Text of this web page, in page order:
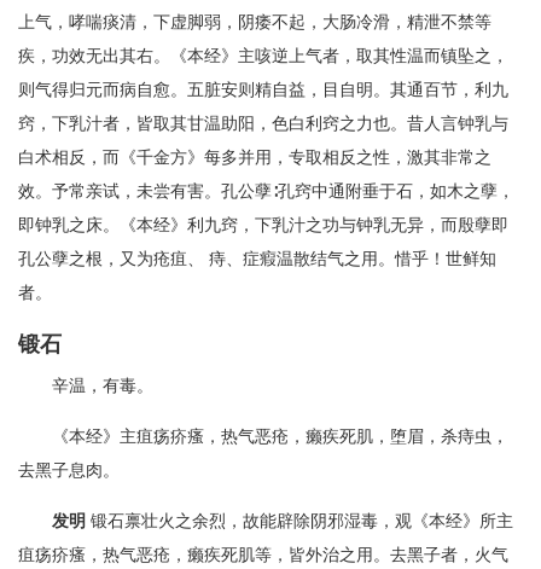
上气，哮喘痰清，下虚脚弱，阴痿不起，大肠冷滑，精泄不禁等
疾，功效无出其右。《本经》主咳逆上气者，取其性温而镇坠之，
则气得归元而病自愈。五脏安则精自益，目自明。其通百节，利九
窍，下乳汁者，皆取其甘温助阳，色白利窍之力也。昔人言钟乳与
白术相反，而《千金方》每多并用，专取相反之性，激其非常之
效。予常亲试，未尝有害。孔公孽∶孔窍中通附垂于石，如木之孽，
即钟乳之床。《本经》利九窍，下乳汁之功与钟乳无异，而殷孽即
孔公孽之根，又为疮疽、 痔、症瘕温散结气之用。惜乎！世鲜知
者。
锻石
辛温，有毒。
《本经》主疽疡疥瘙，热气恶疮，癞疾死肌，堕眉，杀痔虫，
去黑子息肉。
发明 锻石禀壮火之余烈，故能辟除阴邪湿毒，观《本经》所主
疽疡疥瘙，热气恶疮，癞疾死肌等，皆外治之用。去黑子者，火气